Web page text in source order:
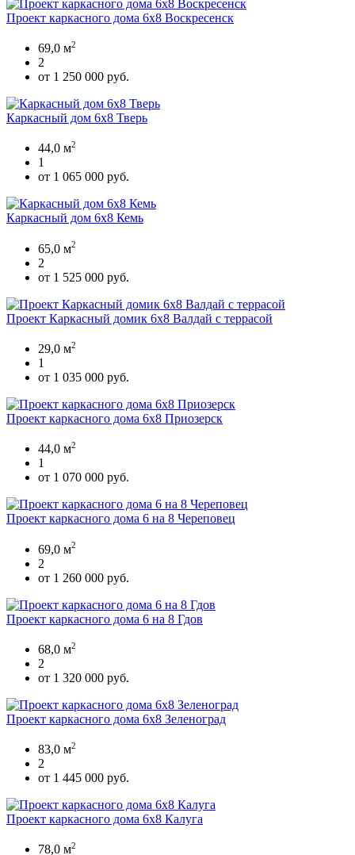
Проект каркасного дома 6x8 Воскресенск
69,0 м2
2
от 1 250 000 руб.
Каркасный дом 6х8 Тверь
44,0 м2
1
от 1 065 000 руб.
Каркасный дом 6х8 Кемь
65,0 м2
2
от 1 525 000 руб.
Проект Каркасный домик 6х8 Валдай с террасой
29,0 м2
1
от 1 035 000 руб.
Проект каркасного дома 6x8 Приозерск
44,0 м2
1
от 1 070 000 руб.
Проект каркасного дома 6 на 8 Череповец
69,0 м2
2
от 1 260 000 руб.
Проект каркасного дома 6 на 8 Гдов
68,0 м2
2
от 1 320 000 руб.
Проект каркасного дома 6х8 Зеленоград
83,0 м2
2
от 1 445 000 руб.
Проект каркасного дома 6х8 Калуга
78,0 м2